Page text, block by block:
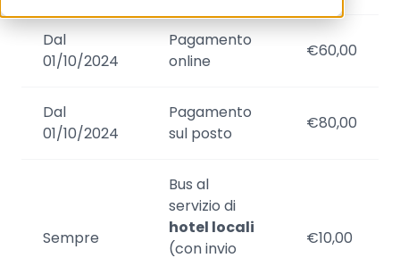
Dal
01/10/2024
Pagamento
online
€60,00
Dal
01/10/2024
Pagamento
sul posto
€80,00
Sempre
Bus al
servizio di
hotel locali
(con invio
€10,00